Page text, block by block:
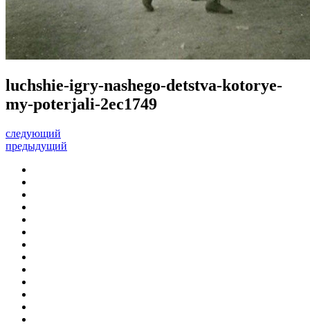
luchshie-igry-nashego-detstva-kotorye-
my-poterjali-2ec1749
следующий
предыдущий